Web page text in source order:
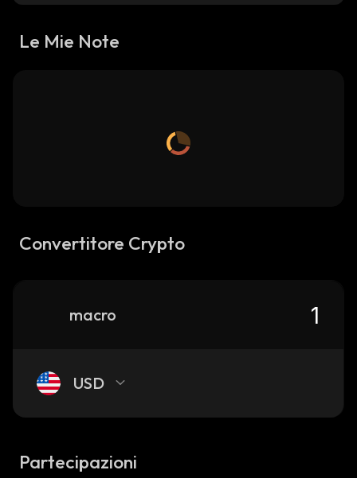
Le Mie Note
Convertitore Crypto
macro
USD
Partecipazioni